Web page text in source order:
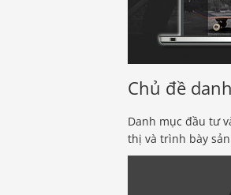
Chủ đề
Danh mục đầu tư
thị và trình bày